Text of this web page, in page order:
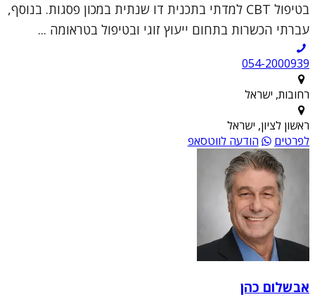
בטיפול CBT למדתי בתכנית דו שנתית במכון פסגות. בנוסף,
עברתי הכשרות בתחום ייעוץ זוגי ובטיפול בטראומה ...
054-2000939
רחובות, ישראל
ראשון לציון, ישראל
לפרטים
הודעה לווטסאפ
אבשלום כהן